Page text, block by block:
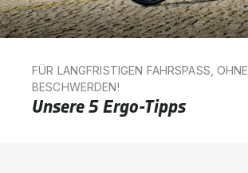
FÜR LANGFRISTIGEN FAHRSPASS, OHNE B
ESCHWERDEN!
Unsere 5 Ergo-Tipps